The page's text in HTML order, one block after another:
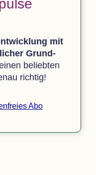
mit
Grund­
belieb­ten
richtig!
Abo